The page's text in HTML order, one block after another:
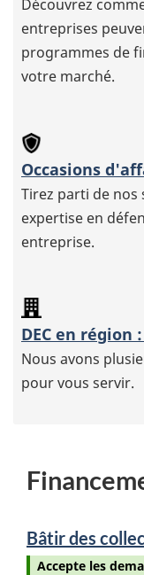
Découvrez
entreprises
programmes de
votre marché.
Occasions
Tirez parti de nos
expertise en
entreprise.
DEC en
Nous avons
pour vous servir.
Bâtir des
Accepte les